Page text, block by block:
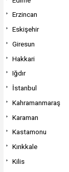
Erzincan
Eskişehir
Giresun
Hakkari
Iğdır
İstanbul
Kahramanmaraş
Karaman
Kastamonu
Kırıkkale
Kilis